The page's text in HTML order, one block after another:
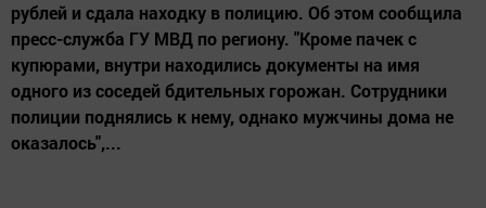
рублей и сдала находку в полицию. Об этом сообщила
пресс-служба ГУ МВД по региону. "Кроме пачек с
купюрами, внутри находились документы на имя
одного из соседей бдительных горожан. Сотрудники
полиции поднялись к нему, однако мужчины дома не
оказалось",...